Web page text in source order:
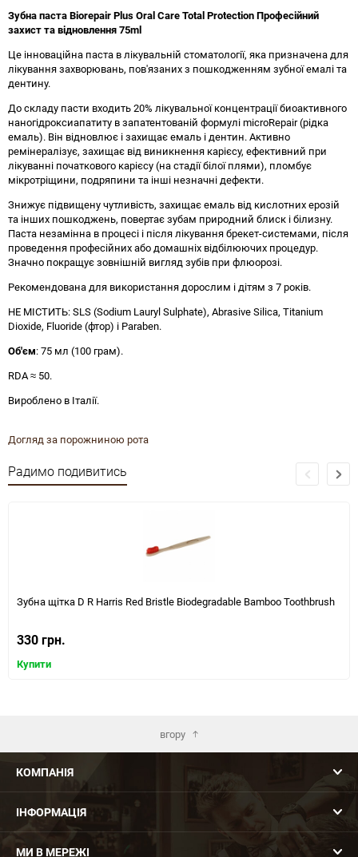
Зубна паста Biorepair Plus Oral Care Total Protection Професійний
захист та відновлення 75ml
Це інноваційна паста в лікувальній стоматології, яка призначена для
лікування захворювань, пов'язаних з пошкодженням зубної емалі та
дентину.
До складу пасти входить 20% лікувальної концентрації биоактивного
наногідроксиапатиту в запатентованій формулі microRepair (рідка
емаль). Він відновлює і захищає емаль і дентин. Активно
ремінералізує, захищає від виникнення карієсу, ефективний при
лікуванні початкового карієсу (на стадії білої плями), пломбує
мікротріщини, подряпини та інші незначні дефекти.
Знижує підвищену чутливість, захищає емаль від кислотних ерозій
та інших пошкоджень, повертає зубам природний блиск і білизну.
Паста незамінна в процесі і після лікування брекет-системами, після
проведення професійних або домашніх відбілюючих процедур.
Значно покращує зовнішній вигляд зубів при флюорозі.
Рекомендована для використання дорослим і дітям з 7 років.
НЕ МІСТИТЬ: SLS (Sodium Lauryl Sulphate), Abrasive Silica, Titanium
Dioxide, Fluoride (фтор) і Paraben.
Об'єм: 75 мл (100 грам).
RDA ≈ 50.
Вироблено в Італії.
Догляд за порожниною рота
Радимо подивитись
Зубна щітка D R Harris Red Bristle Biodegradable Bamboo Toothbrush
330 грн.
Купити
вгору
КОМПАНІЯ
ІНФОРМАЦІЯ
МИ В МЕРЕЖІ